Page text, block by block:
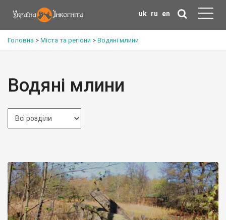
uk ru en
Головна > Міста та регіони > Водяні млини
Водяні млини